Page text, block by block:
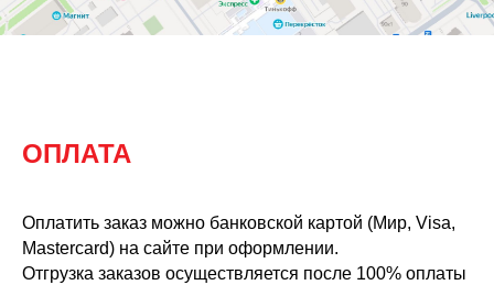
ОПЛАТА
Оплатить заказ можно банковской картой (Мир, Visa,
Mastercard) на сайте при оформлении.
Отгрузка заказов осуществляется после 100% оплаты